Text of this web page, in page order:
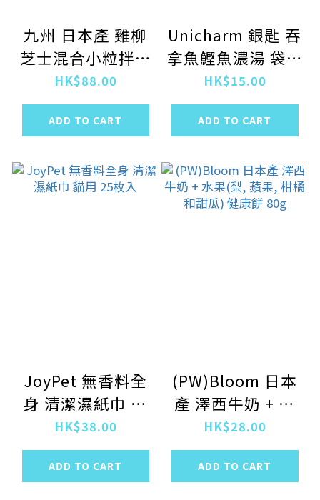
九州 日本產 雞柳
芝士混合小粒拌糧
(含有鈣和礦物質)
230g
HK$88.00
ADD TO CART
Unicharm 銀匙 吞
拿魚鰹魚濃湯 袋裝
肉醬 35g
HK$15.00
ADD TO CART
JoyPet 無香料全
身 清潔濕紙巾 貓
用 25枚入
HK$38.00
ADD TO CART
(PW)Bloom 日本
產 澤西牛奶 + 水
果(梨, 蘋果, 柑橘
和甜瓜) 健康餅
80g
HK$28.00
ADD TO CART